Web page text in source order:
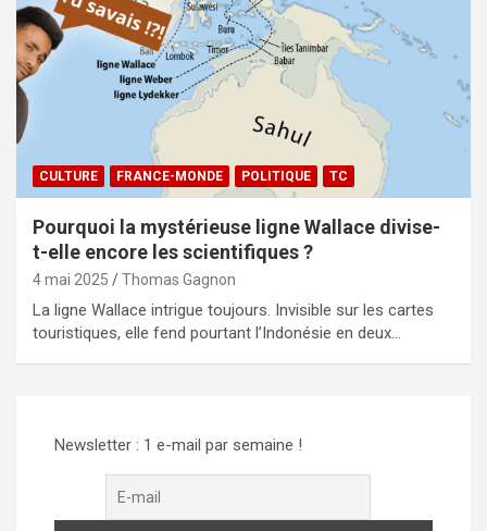
CULTURE FRANCE-MONDE POLITIQUE TC
Pourquoi la mystérieuse ligne Wallace divise-
t-elle encore les scientifiques ?
4 mai 2025 Thomas Gagnon
La ligne Wallace intrigue toujours. Invisible sur les cartes
touristiques, elle fend pourtant l’Indonésie en deux…
Newsletter : 1 e-mail par semaine !